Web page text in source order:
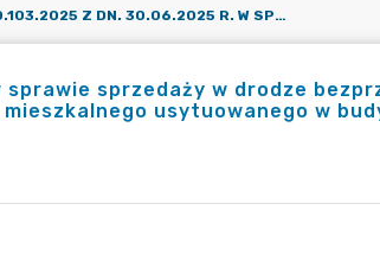
120.103.2025 Z DN. 30.06.2025 R. W SPRAWIE SPRZEDAŻY W DRODZE BEZPRZETARGOWEJ NA RZECZ DOTYCHCZASOWEGO NAJEMCY LOKALU MIESZKALNEGO USYTUOWANEGO W BUDYNKU WIELOLOKALOWYM W ŁĘCZYCY
sprawie sprzedaży w drodze
usytuowanego w